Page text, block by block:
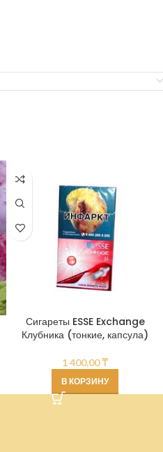
Сигареты ESSE Exchange
Клубника (тонкие, капсула)
1 400,00₸
В КОРЗИНУ